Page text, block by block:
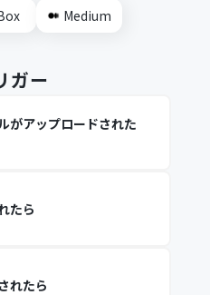
Medium
ガー
がアップロードされた
たら
れたら